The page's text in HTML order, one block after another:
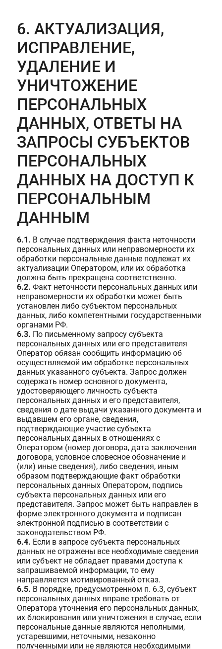
6. АКТУАЛИЗАЦИЯ,
ИСПРАВЛЕНИЕ,
УДАЛЕНИЕ И
УНИЧТОЖЕНИЕ
ПЕРСОНАЛЬНЫХ
ДАННЫХ, ОТВЕТЫ НА
ЗАПРОСЫ СУБЪЕКТОВ
ПЕРСОНАЛЬНЫХ
ДАННЫХ НА ДОСТУП К
ПЕРСОНАЛЬНЫМ
ДАННЫМ
6.1. В случае подтверждения факта неточности
персональных данных или неправомерности их
обработки персональные данные подлежат их
актуализации Оператором, или их обработка
должна быть прекращена соответственно.
6.2. Факт неточности персональных данных или
неправомерности их обработки может быть
установлен либо субъектом персональных
данных, либо компетентными государственными
органами РФ.
6.3. По письменному запросу субъекта
персональных данных или его представителя
Оператор обязан сообщить информацию об
осуществляемой им обработке персональных
данных указанного субъекта. Запрос должен
содержать номер основного документа,
удостоверяющего личность субъекта
персональных данных и его представителя,
сведения о дате выдачи указанного документа и
выдавшем его органе, сведения,
подтверждающие участие субъекта
персональных данных в отношениях с
Оператором (номер договора, дата заключения
договора, условное словесное обозначение и
(или) иные сведения), либо сведения, иным
образом подтверждающие факт обработки
персональных данных Оператором, подпись
субъекта персональных данных или его
представителя. Запрос может быть направлен в
форме электронного документа и подписан
электронной подписью в соответствии с
законодательством РФ.
6.4. Если в запросе субъекта персональных
данных не отражены все необходимые сведения
или субъект не обладает правами доступа к
запрашиваемой информации, то ему
направляется мотивированный отказ.
6.5. В порядке, предусмотренном п. 6.3, субъект
персональных данных вправе требовать от
Оператора уточнения его персональных данных,
их блокирования или уничтожения в случае, если
персональные данные являются неполными,
устаревшими, неточными, незаконно
полученными или не являются необходимыми